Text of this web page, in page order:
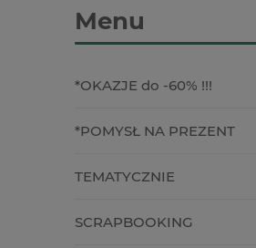
Menu
*OKAZJE do -60% !!!
*POMYSŁ NA PREZENT
TEMATYCZNIE
SCRAPBOOKING